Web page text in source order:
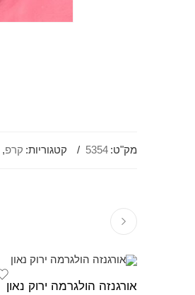
מק"ט: 5354 קטגוריות: קרפ,
אורגנזה הולגרמה ירוק נאון